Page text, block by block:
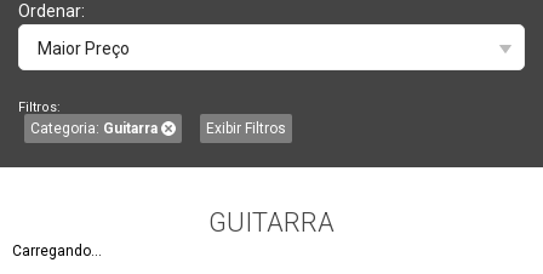
Ordenar:
Maior Preço
Filtros:
Categoria: Guitarra Exibir Filtros
GUITARRA
Carregando...